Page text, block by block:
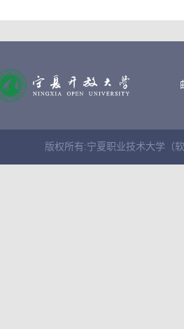
版权所有:宁夏职业技术大学（